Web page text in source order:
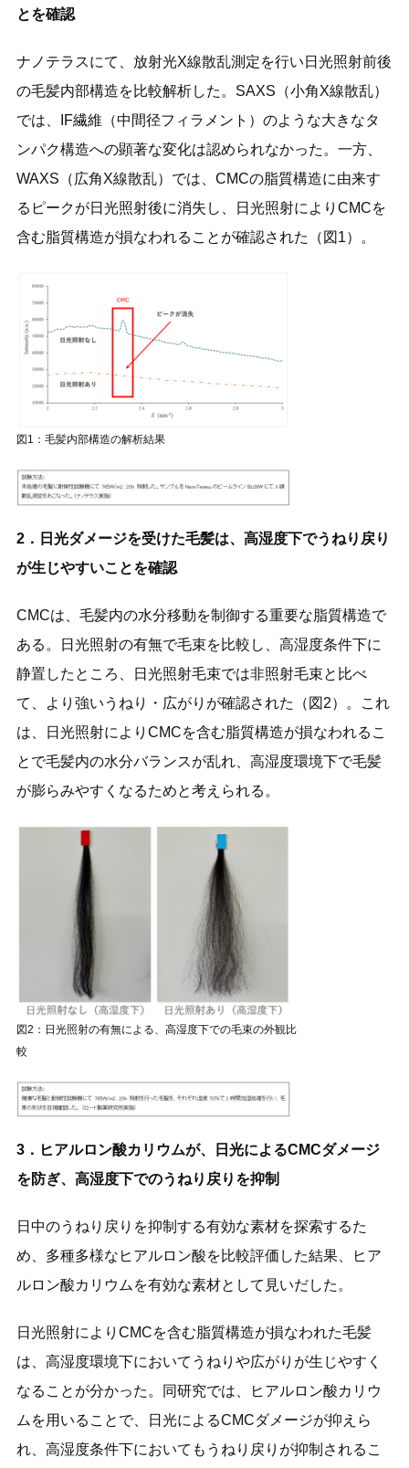
とを確認
ナノテラスにて、放射光X線散乱測定を行い日光照射前後
の毛髪内部構造を比較解析した。SAXS（小角X線散乱）
では、IF繊維（中間径フィラメント）のような大きなタ
ンパク構造への顕著な変化は認められなかった。一方、
WAXS（広角X線散乱）では、CMCの脂質構造に由来す
るピークが日光照射後に消失し、日光照射によりCMCを
含む脂質構造が損なわれることが確認された（図1）。
図1：毛髪内部構造の解析結果
2．日光ダメージを受けた毛髪は、高湿度下でうねり戻り
が生じやすいことを確認
CMCは、毛髪内の水分移動を制御する重要な脂質構造で
ある。日光照射の有無で毛束を比較し、高湿度条件下に
静置したところ、日光照射毛束では非照射毛束と比べ
て、より強いうねり・広がりが確認された（図2）。これ
は、日光照射によりCMCを含む脂質構造が損なわれるこ
とで毛髪内の水分バランスが乱れ、高湿度環境下で毛髪
が膨らみやすくなるためと考えられる。
図2：日光照射の有無による、高湿度下での毛束の外観比
較
3．ヒアルロン酸カリウムが、日光によるCMCダメージ
を防ぎ、高湿度下でのうねり戻りを抑制
日中のうねり戻りを抑制する有効な素材を探索するた
め、多種多様なヒアルロン酸を比較評価した結果、ヒア
ルロン酸カリウムを有効な素材として見いだした。
日光照射によりCMCを含む脂質構造が損なわれた毛髪
は、高湿度環境下においてうねりや広がりが生じやすく
なることが分かった。同研究では、ヒアルロン酸カリウ
ムを用いることで、日光によるCMCダメージが抑えら
れ、高湿度条件下においてもうねり戻りが抑制されるこ